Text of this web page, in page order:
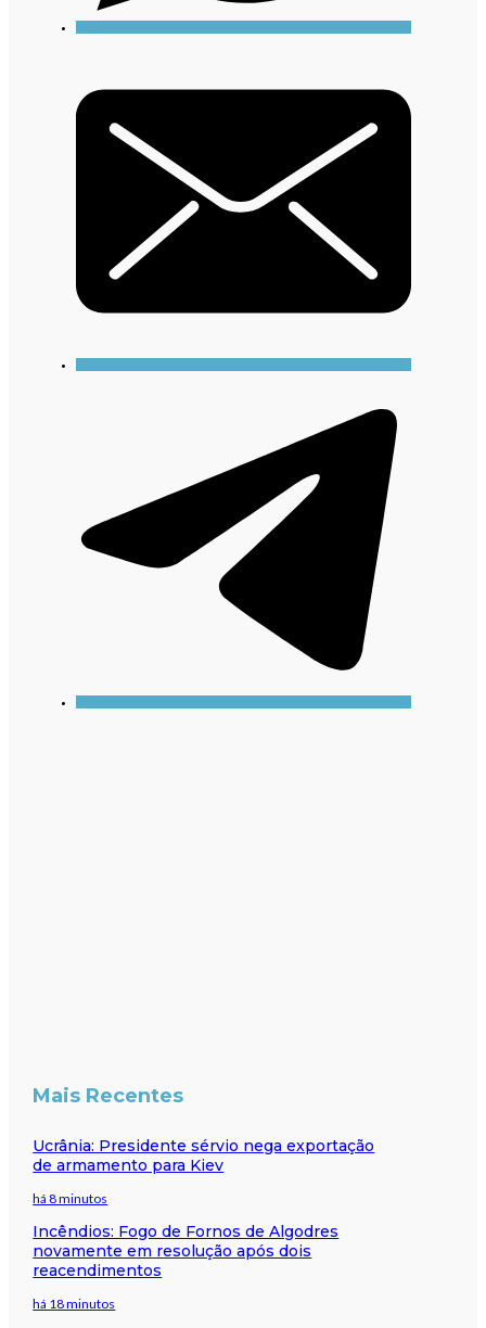
Mais Recentes
Ucrânia: Presidente sérvio nega exportação
de armamento para Kiev
há 8 minutos
Incêndios: Fogo de Fornos de Algodres
novamente em resolução após dois
reacendimentos
há 18 minutos